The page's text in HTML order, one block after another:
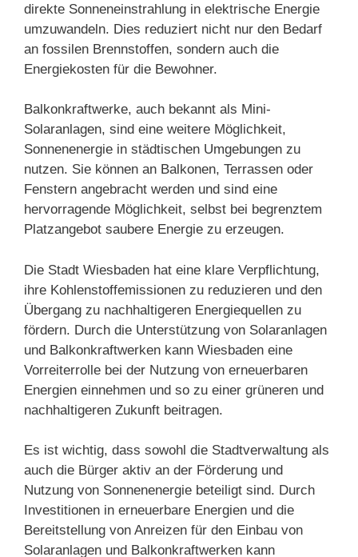
direkte Sonneneinstrahlung in elektrische Energie
umzuwandeln. Dies reduziert nicht nur den Bedarf
an fossilen Brennstoffen, sondern auch die
Energiekosten für die Bewohner.
Balkonkraftwerke, auch bekannt als Mini-
Solaranlagen, sind eine weitere Möglichkeit,
Sonnenenergie in städtischen Umgebungen zu
nutzen. Sie können an Balkonen, Terrassen oder
Fenstern angebracht werden und sind eine
hervorragende Möglichkeit, selbst bei begrenztem
Platzangebot saubere Energie zu erzeugen.
Die Stadt Wiesbaden hat eine klare Verpflichtung,
ihre Kohlenstoffemissionen zu reduzieren und den
Übergang zu nachhaltigeren Energiequellen zu
fördern. Durch die Unterstützung von Solaranlagen
und Balkonkraftwerken kann Wiesbaden eine
Vorreiterrolle bei der Nutzung von erneuerbaren
Energien einnehmen und so zu einer grüneren und
nachhaltigeren Zukunft beitragen.
Es ist wichtig, dass sowohl die Stadtverwaltung als
auch die Bürger aktiv an der Förderung und
Nutzung von Sonnenenergie beteiligt sind. Durch
Investitionen in erneuerbare Energien und die
Bereitstellung von Anreizen für den Einbau von
Solaranlagen und Balkonkraftwerken kann